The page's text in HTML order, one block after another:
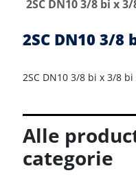
2SC DN10 3/8 bi x
2SC DN10 3/8
2SC DN10 3/8 bi x 3/8 bi
Alle
categorie